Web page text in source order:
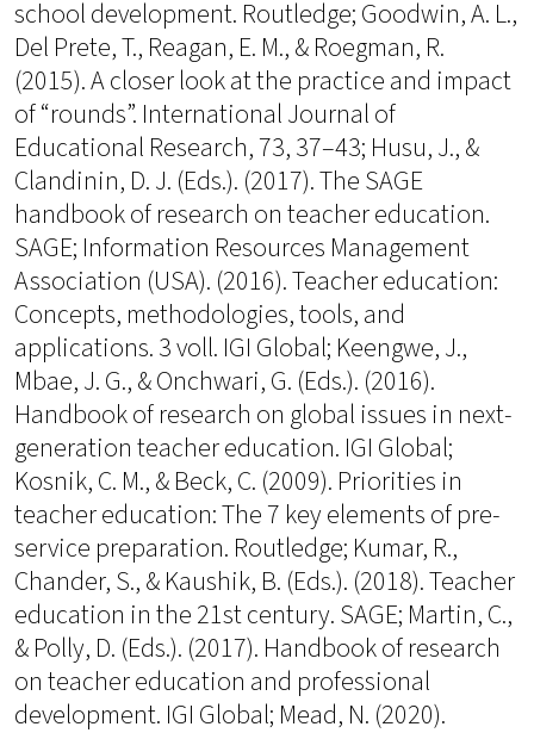
school development. Routledge; Goodwin, A. L.,
Del Prete, T., Reagan, E. M., & Roegman, R.
(2015). A closer look at the practice and impact
of “rounds”. International Journal of
Educational Research, 73, 37–43; Husu, J., &
Clandinin, D. J. (Eds.). (2017). The SAGE
handbook of research on teacher education.
SAGE; Information Resources Management
Association (USA). (2016). Teacher education:
Concepts, methodologies, tools, and
applications. 3 voll. IGI Global; Keengwe, J.,
Mbae, J. G., & Onchwari, G. (Eds.). (2016).
Handbook of research on global issues in next-
generation teacher education. IGI Global;
Kosnik, C. M., & Beck, C. (2009). Priorities in
teacher education: The 7 key elements of pre-
service preparation. Routledge; Kumar, R.,
Chander, S., & Kaushik, B. (Eds.). (2018). Teacher
education in the 21st century. SAGE; Martin, C.,
& Polly, D. (Eds.). (2017). Handbook of research
on teacher education and professional
development. IGI Global; Mead, N. (2020).